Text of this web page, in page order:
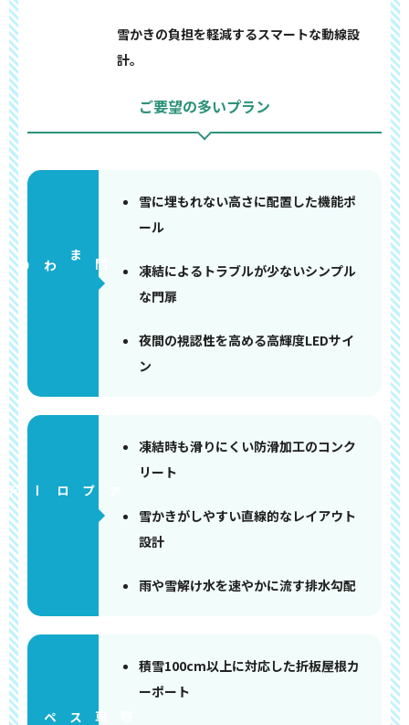
雪かきの負担を軽減するスマートな動線設
計。
ご要望の多いプラン
門まわり
雪に埋もれない高さに配置した機能ポ
ール
凍結によるトラブルが少ないシンプル
な門扉
夜間の視認性を高める高輝度LEDサイ
ン
アプローチ
凍結時も滑りにくい防滑加工のコンク
リート
雪かきがしやすい直線的なレイアウト
設計
雨や雪解け水を速やかに流す排水勾配
積雪100cm以上に対応した折板屋根カ
ーポート